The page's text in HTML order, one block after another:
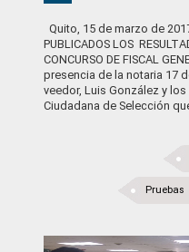
Quito, 15 de marzo de
PUBLICADOS LOS
CONCURSO DE FISCAL
presencia de la notaria 17
veedor, Luis González y
Ciudadana de Selección
Pruebas